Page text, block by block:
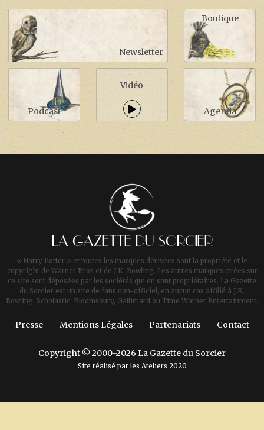
Newsletter
Boutique
Podcast
Vidéo
Agenda
LA GAZETTE DU SORCIER
« Harry Potter » et toutes les marques dérivées sont la propriété et le
copyright de Warner Bros et de J.K. Rowling. Les autres marques citées sur
ce site sont déposées par les sociétés qui en sont propriétaires. La Gazette
du Sorcier est un site de fans non-officiel, en aucun cas affilié à J.K.
Rowling, Scholastic, Bloomsbury, Gallimard ou Time Warner Entertainment.
Presse Mentions Légales Partenariats Contact
Copyright © 2000-2026 La Gazette du Sorcier
Site réalisé par les Ateliers 2020